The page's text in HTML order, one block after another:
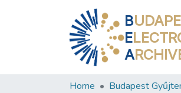
B
E
A
Home Budapest